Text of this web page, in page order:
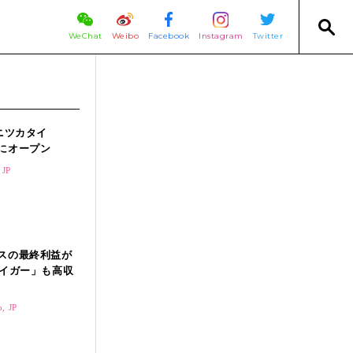
WeChat Weibo Facebook Instagram Twitter
ツカタイ
オープン
の最終利益が
ガー」も高収
JP